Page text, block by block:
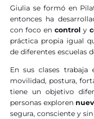
Giulia se formó en
entonces ha
con foco en controly
práctica propia igual
de diferentes escuelas
En sus clases
movilidad, postura,
tiene un objetivo
personas exploren
segura, consciente y